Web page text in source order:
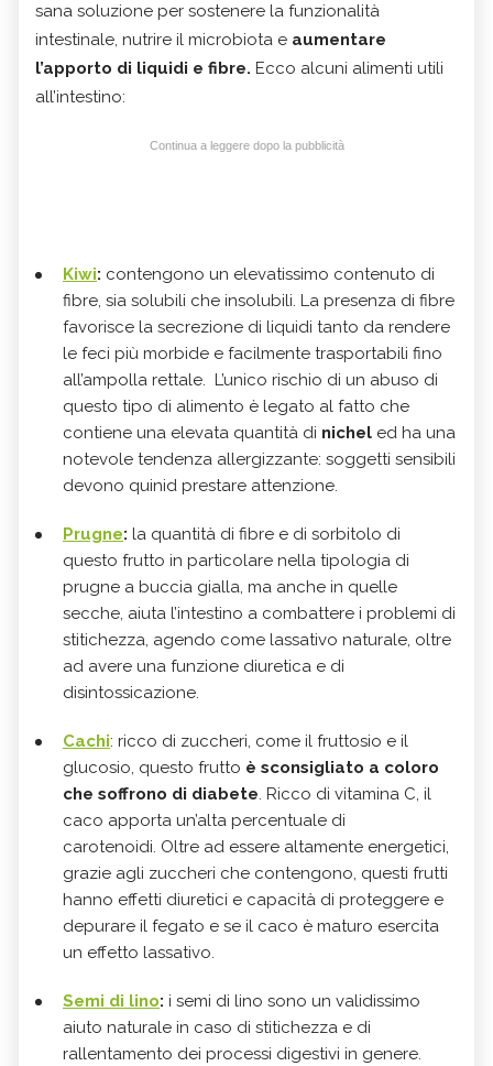
sana soluzione per sostenere la funzionalità
intestinale, nutrire il microbiota e aumentare
l’apporto di liquidi e fibre. Ecco alcuni alimenti utili
all’intestino:
Continua a leggere dopo la pubblicità
Kiwi: contengono un elevatissimo contenuto di
fibre, sia solubili che insolubili. La presenza di fibre
favorisce la secrezione di liquidi tanto da rendere
le feci più morbide e facilmente trasportabili fino
all’ampolla rettale. L’unico rischio di un abuso di
questo tipo di alimento è legato al fatto che
contiene una elevata quantità di nichel ed ha una
notevole tendenza allergizzante: soggetti sensibili
devono quinid prestare attenzione.
Prugne: la quantità di fibre e di sorbitolo di
questo frutto in particolare nella tipologia di
prugne a buccia gialla, ma anche in quelle
secche, aiuta l’intestino a combattere i problemi di
stitichezza, agendo come lassativo naturale, oltre
ad avere una funzione diuretica e di
disintossicazione.
Cachi: ricco di zuccheri, come il fruttosio e il
glucosio, questo frutto è sconsigliato a coloro
che soffrono di diabete. Ricco di vitamina C, il
caco apporta un’alta percentuale di
carotenoidi. Oltre ad essere altamente energetici,
grazie agli zuccheri che contengono, questi frutti
hanno effetti diuretici e capacità di proteggere e
depurare il fegato e se il caco è maturo esercita
un effetto lassativo.
Semi di lino: i semi di lino sono un validissimo
aiuto naturale in caso di stitichezza e di
rallentamento dei processi digestivi in genere.